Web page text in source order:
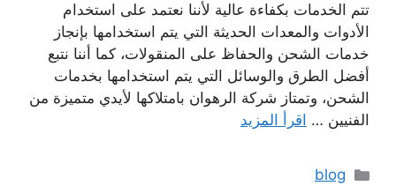
تتم الخدمات بكفاءة عالية لأننا نعتمد على استخدام
الأدوات والمعدات الحديثة التي يتم استخدامها بإنجاز
خدمات الشحن والحفاظ على المنقولات، كما أننا نتبع
أفضل الطرق والوسائل التي يتم استخدامها بخدمات
الشحن، وتمتاز شركة الرهوان بامتلاكها لأيدي متميزة من
الفنيين … اقرأ المزيد
التصنيفات
blog